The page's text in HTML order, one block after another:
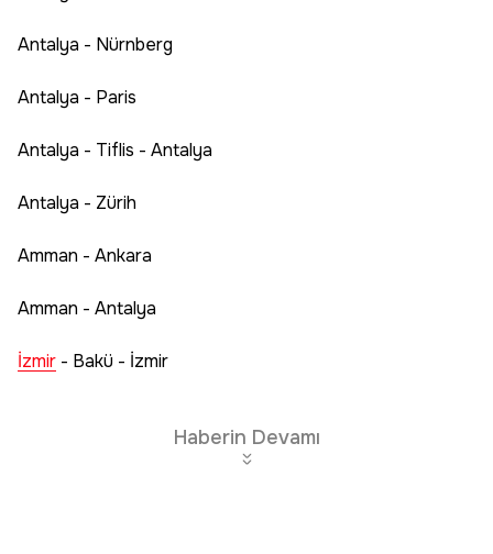
Antalya - Nürnberg
Antalya - Paris
Antalya - Tiflis - Antalya
Antalya - Zürih
Amman - Ankara
Amman - Antalya
İzmir - Bakü - İzmir
Haberin Devamı